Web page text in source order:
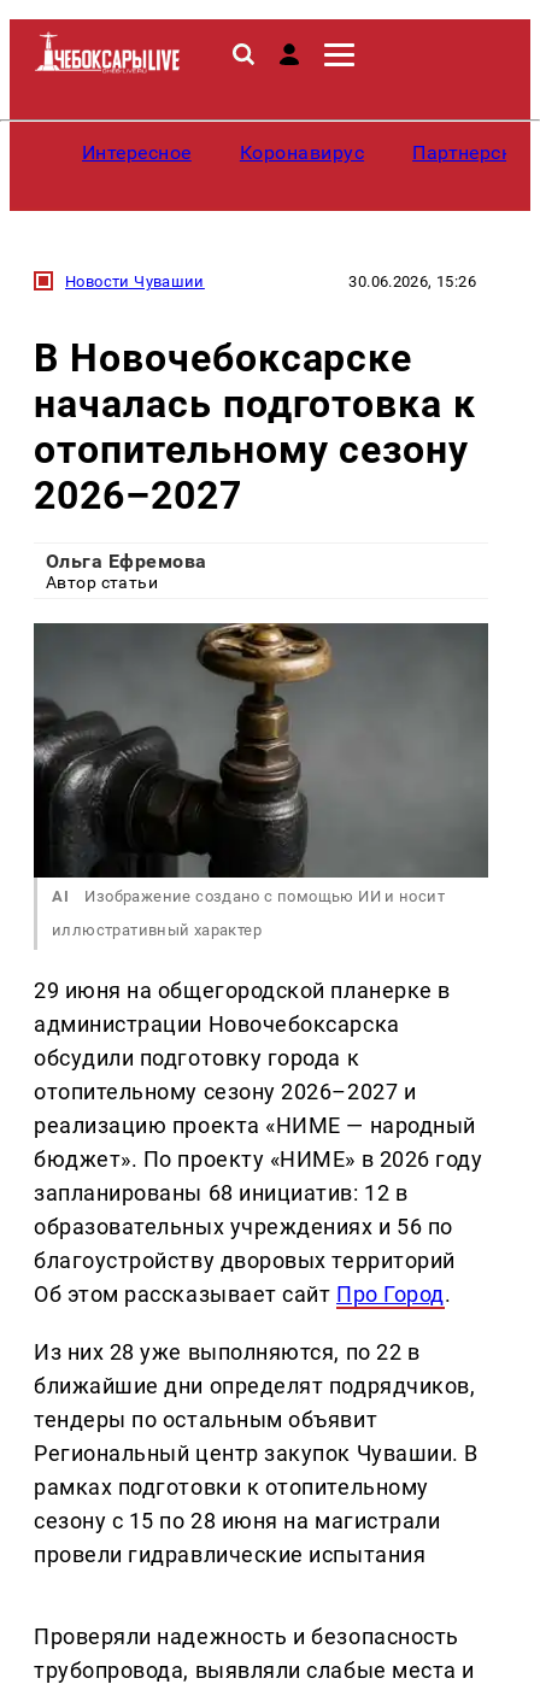
Интересное Коронавирус
Новости Чувашии 30.06.2026, 15:26
В Новочебоксарске
началась подготовка к
отопительному сезону
2026–2027
Ольга Ефремова
Автор статьи
AI
Изображение создано с помощью ИИ и носит
иллюстративный характер
29 июня на общегородской планерке в
администрации Новочебоксарска
обсудили подготовку города к
отопительному сезону 2026–2027 и
реализацию проекта «НИМЕ — народный
бюджет». По проекту «НИМЕ» в 2026 году
запланированы 68 инициатив: 12 в
образовательных учреждениях и 56 по
благоустройству дворовых территорий
Об этом рассказывает сайт Про Город.
Из них 28 уже выполняются, по 22 в
ближайшие дни определят подрядчиков,
тендеры по остальным объявит
Региональный центр закупок Чувашии. В
рамках подготовки к отопительному
сезону с 15 по 28 июня на магистрали
провели гидравлические испытания
Проверяли надежность и безопасность
трубопровода, выявляли слабые места и